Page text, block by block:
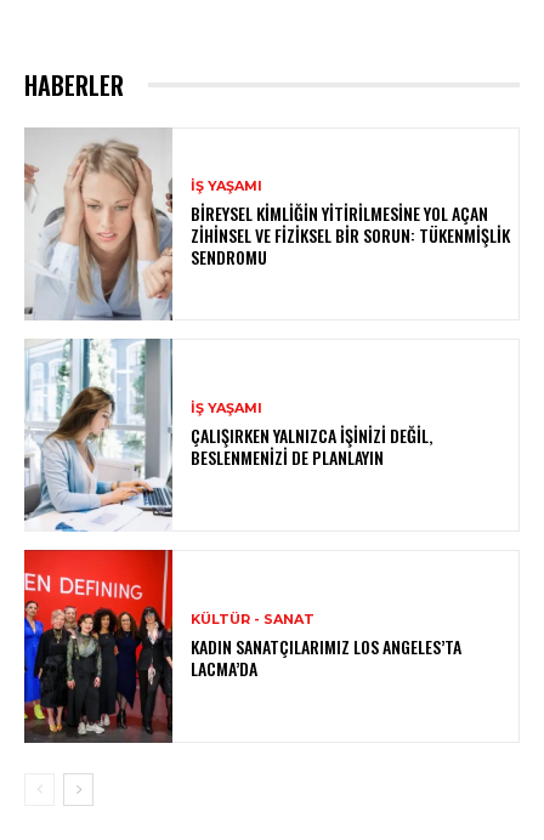
HABERLER
İŞ YAŞAMI
BIREYSEL KIMLIĞIN YITIRILMESINE YOL AÇAN
ZIHINSEL VE FIZIKSEL BIR SORUN: TÜKENMIŞLIK
SENDROMU
İŞ YAŞAMI
ÇALIŞIRKEN YALNIZCA İŞINIZI DEĞIL,
BESLENMENIZI DE PLANLAYIN
KÜLTÜR - SANAT
KADIN SANATÇILARIMIZ LOS ANGELES’TA
LACMA’DA